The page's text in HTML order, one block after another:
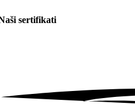
sertifikati